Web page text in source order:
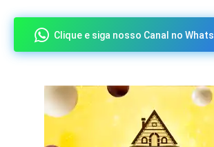
Clique e siga nosso Canal no Whats